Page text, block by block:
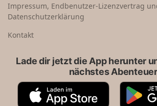
e
n
Impressum, Endbenutzer-Lizenzvertrag
Datenschutzerklärung
Kontakt
Lade dir jetzt die App herunter
nächstes
A